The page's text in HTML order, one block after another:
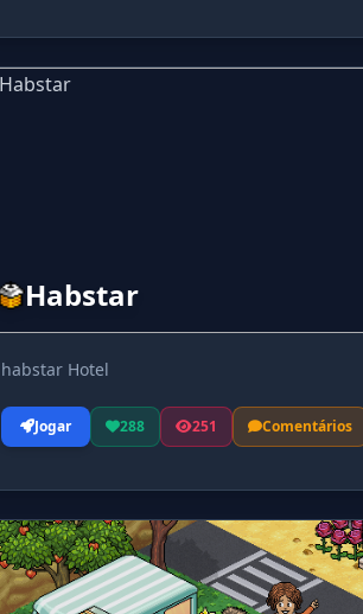
Habstar
habstar Hotel
Jogar 288 251 Comentários